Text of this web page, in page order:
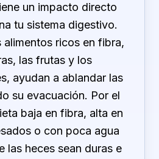
un impacto directo
tu sistema digestivo.
alimentos ricos en fibra,
las frutas y los
ayudan a ablandar las
su evacuación. Por el
baja en fibra, alta en
o con poca agua
las heces sean duras e